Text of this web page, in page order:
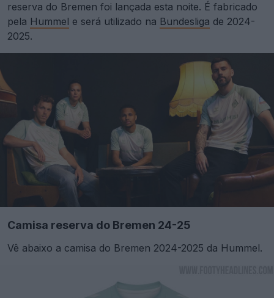
reserva do Bremen foi lançada esta noite. É fabricado
pela Hummel e será utilizado na Bundesliga de 2024-
2025.
Camisa reserva do Bremen 24-25
Vê abaixo a camisa do Bremen 2024-2025 da Hummel.